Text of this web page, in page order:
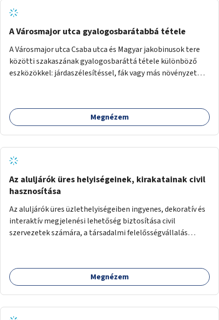
A Városmajor utca gyalogosbarátabbá tétele
A Városmajor utca Csaba utca és Magyar jakobinusok tere
közötti szakaszának gyalogosbaráttá tétele különböző
eszközökkel: járdaszélesítéssel, fák vagy más növényzet
Megnézem
Az aluljárók üres helyiségeinek, kirakatainak civil
hasznosítása
Az aluljárók üres üzlethelyiségeiben ingyenes, dekoratív és
interaktív megjelenési lehetőség biztosítása civil
szervezetek számára, a társadalmi felelősségvállalás
például rajzokkal, kérdésekkel, üzenetküldési lehetőséggel
vagy akciónapokkal – bérleti és közüzemi díjak nélkül, a
Megnézem